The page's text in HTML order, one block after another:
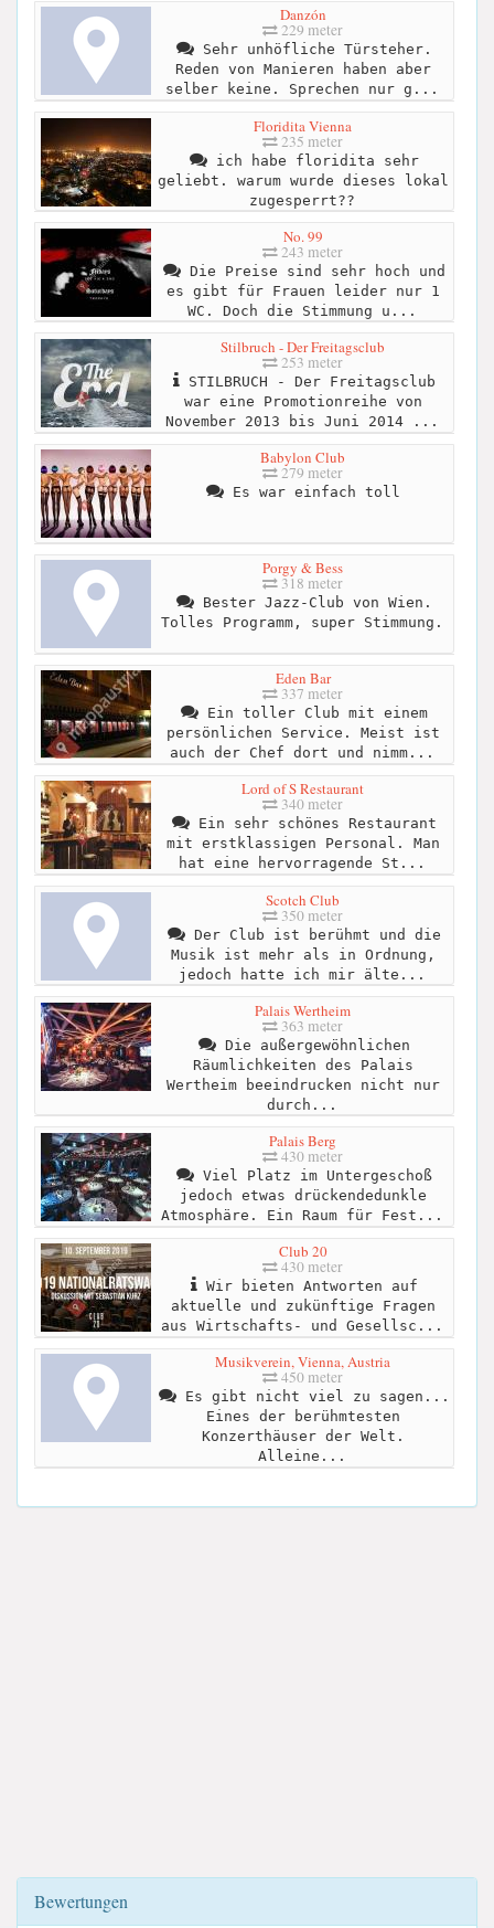
Danzón
229 meter
Sehr unhöfliche Türsteher.
Reden von Manieren haben aber
selber keine. Sprechen nur g...
Floridita Vienna
235 meter
ich habe floridita sehr
geliebt. warum wurde dieses lokal
zugesperrt??
No. 99
243 meter
Die Preise sind sehr hoch und
es gibt für Frauen leider nur 1
WC. Doch die Stimmung u...
Stilbruch - Der Freitagsclub
253 meter
STILBRUCH - Der Freitagsclub
war eine Promotionreihe von
November 2013 bis Juni 2014 ...
Babylon Club
279 meter
Es war einfach toll
Porgy & Bess
318 meter
Bester Jazz-Club von Wien.
Tolles Programm, super Stimmung.
Eden Bar
337 meter
Ein toller Club mit einem
persönlichen Service. Meist ist
auch der Chef dort und nimm...
Lord of S Restaurant
340 meter
Ein sehr schönes Restaurant
mit erstklassigen Personal. Man
hat eine hervorragende St...
Scotch Club
350 meter
Der Club ist berühmt und die
Musik ist mehr als in Ordnung,
jedoch hatte ich mir älte...
Palais Wertheim
363 meter
Die außergewöhnlichen
Räumlichkeiten des Palais
Wertheim beeindrucken nicht nur
durch...
Palais Berg
430 meter
Viel Platz im Untergeschoß
jedoch etwas drückendedunkle
Atmosphäre. Ein Raum für Fest...
Club 20
430 meter
Wir bieten Antworten auf
aktuelle und zukünftige Fragen
aus Wirtschafts- und Gesellsc...
Musikverein, Vienna, Austria
450 meter
Es gibt nicht viel zu sagen...
Eines der berühmtesten
Konzerthäuser der Welt.
Alleine...
Bewertungen